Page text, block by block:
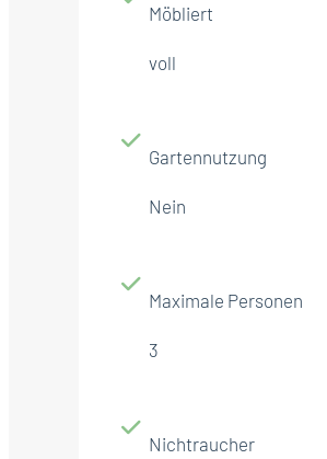
Möbliert
voll
Gartennutzung
Nein
Maximale Personen
3
Nichtraucher